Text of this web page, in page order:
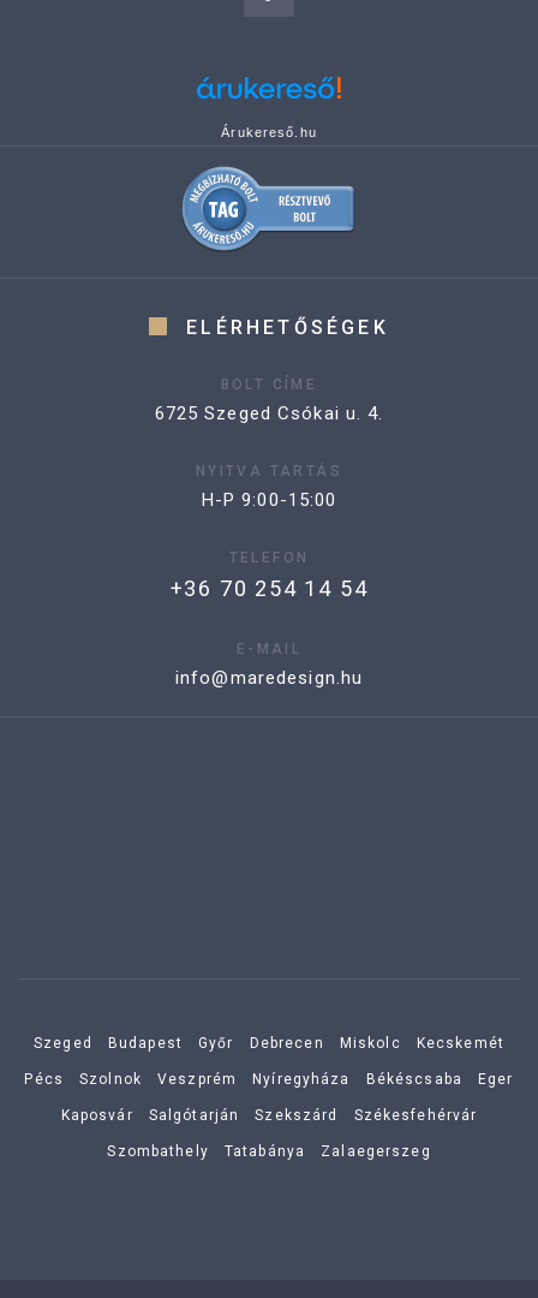
Árukereső.hu
ELÉRHETŐSÉGEK
BOLT CÍME
6725 Szeged Csókai u. 4.
NYITVA TARTÁS
H-P 9:00-15:00
TELEFON
+36 70 254 14 54
E-MAIL
info@maredesign.hu
Szeged Budapest Győr Debrecen Miskolc Kecskemét
Pécs Szolnok Veszprém Nyíregyháza Békéscsaba Eger
Kaposvár Salgótarján Szekszárd Székesfehérvár
Szombathely Tatabánya Zalaegerszeg